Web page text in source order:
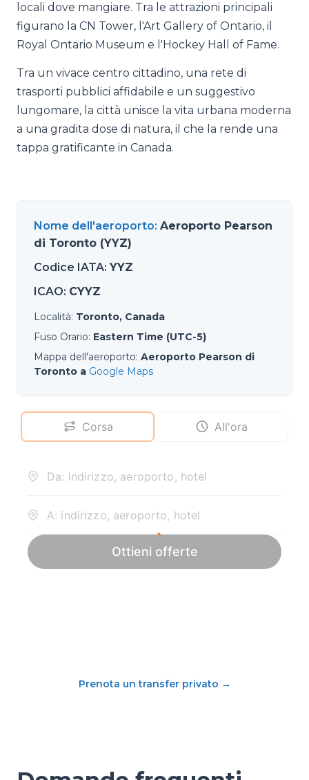
locali dove mangiare. Tra le attrazioni principali
figurano la CN Tower, l'Art Gallery of Ontario, il
Royal Ontario Museum e l'Hockey Hall of Fame.
Tra un vivace centro cittadino, una rete di
trasporti pubblici affidabile e un suggestivo
lungomare, la città unisce la vita urbana moderna
a una gradita dose di natura, il che la rende una
tappa gratificante in Canada.
Nome dell'aeroporto: Aeroporto Pearson
di Toronto (YYZ)
Codice IATA: YYZ
ICAO: CYYZ
Località: Toronto, Canada
Fuso Orario: Eastern Time (UTC-5)
Mappa dell'aeroporto: Aeroporto Pearson di
Toronto a Google Maps
Prenota un transfer privato →